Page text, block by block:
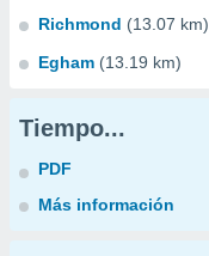
Richmond (13.07 km)
Egham (13.19 km)
Tiempo...
PDF
Más información